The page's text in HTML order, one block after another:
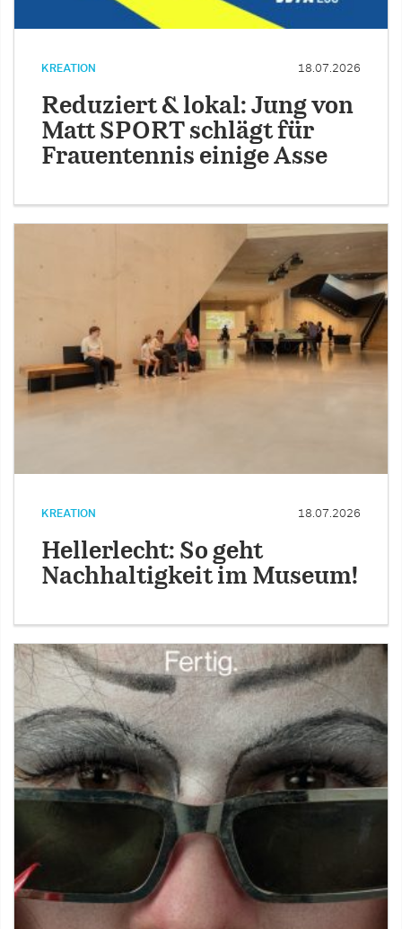
KREATION 18.07.2026
Reduziert & lokal: Jung von
Matt SPORT schlägt für
Frauentennis einige Asse
KREATION 18.07.2026
Hellerlecht: So geht
Nachhaltigkeit im Museum!